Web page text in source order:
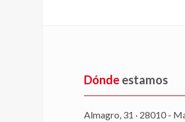
Dónde estamos
Almagro, 31 · 28010 -